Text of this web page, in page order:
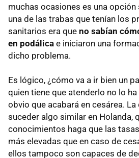
muchas ocasiones es una opción
una de las trabas que tenían los
sanitarios era que no sabían
en podálica e iniciaron una
dicho problema.
Es lógico, ¿cómo va a ir bien un
quien tiene que atenderlo no lo ha
obvio que acabará en cesárea. La
suceder algo similar en Holanda,
conocimientos haga que las
más elevadas que en caso de
ellos tampoco son capaces de